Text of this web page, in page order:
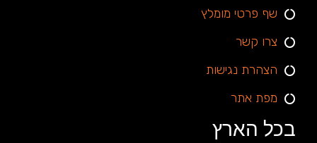
שף פרטי מומלץ
צרו קשר
הצהרת נגישות
מפת אתר
בכל הארץ